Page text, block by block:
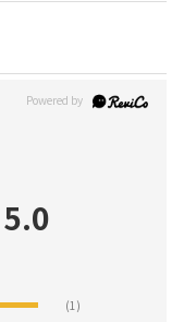
5.0
(1)